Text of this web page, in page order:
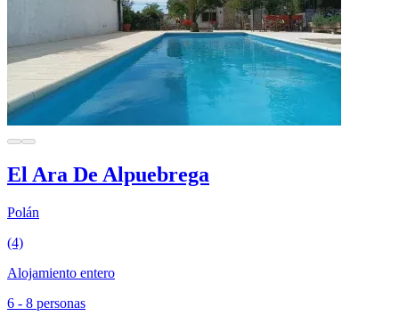
El Ara De Alpuebrega
Polán
(4)
Alojamiento entero
6 - 8 personas